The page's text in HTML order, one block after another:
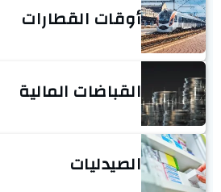
أوقات القطارات
القباضات المالية
الصيدليات